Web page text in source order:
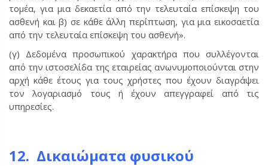
τομέα, για μια δεκαετία από την τελευταία επίσκεψη του
ασθενή και β) σε κάθε άλλη περίπτωση, για μια εικοσαετία
από την τελευταία επίσκεψη του ασθενή».
(γ) Δεδομένα προσωπικού χαρακτήρα που συλλέγονται
από την ιστοσελίδα της εταιρείας ανωνυμοποιούνται στην
αρχή κάθε έτους για τους χρήστες που έχουν διαγράψει
τον λογαριασμό τους ή έχουν απεγγραφεί από τις
υπηρεσίες.
12. Δικαιώματα φυσικού